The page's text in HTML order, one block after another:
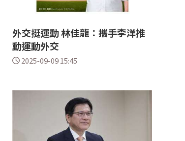
外交挺運動 林佳龍：攜手李洋推
動運動外交
2025-09-09 15:45